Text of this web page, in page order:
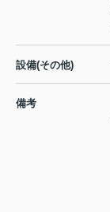
設備(その他)
備考